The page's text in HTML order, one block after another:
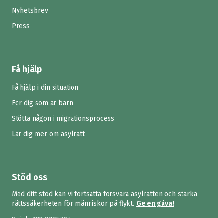
Begränsning av rätten till tolk för personer
Ökade integrationsmöjligheter för de yngsta
barnen
Nyhetsbrev
Press
Få hjälp
Få hjälp i din situation
För dig som är barn
Stötta någon i migrationsprocess
Lär dig mer om asylrätt
Stöd oss
Med ditt stöd kan vi fortsätta försvara asylrätten och stärka
rättssäkerheten för människor på flykt. Ge en gåva!